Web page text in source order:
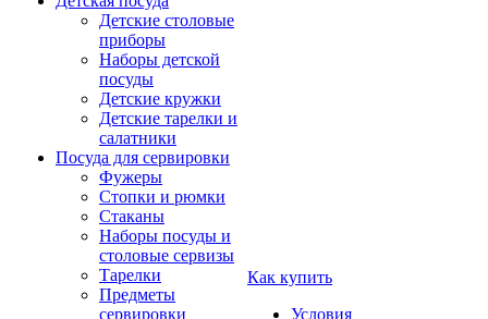
Детские столовые
приборы
Наборы детской
посуды
Детские кружки
Детские тарелки и
салатники
Посуда для сервировки
Фужеры
Стопки и рюмки
Стаканы
Наборы посуды и
столовые сервизы
Тарелки
Предметы
сервировки
Как купить
Условия